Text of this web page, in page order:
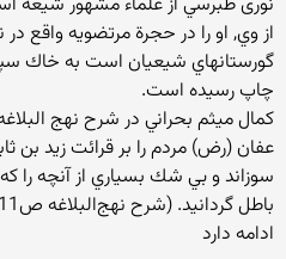
از وي, او را در حجرة مرتضويه واقع
گورستانهاي‌ شيعيان‌ است‌ به‌ خاك‌
چاپ‌ رسيده‌ است‌.
كمال‌ ميثم‌ بحراني‌ در شرح‌ نهج‌
عفان‌ (رض‌) مردم‌ را بر قرائت‌ زيد بن‌
سوزاند و بي‌ شك‌ بسياري‌ از آنچه‌ را
باطل‌ گردانيد. (شرح‌ نهج‌البلاغه‌ ص‌11 ج‌1)
ادامه دارد